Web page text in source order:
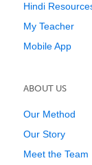
Hindi
My Teacher
Mobile App
ABOUT US
Our Method
Our Story
Meet the Team